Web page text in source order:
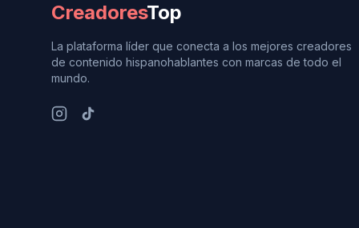
CreadoresTop
La plataforma líder que conecta a los mejores creadores
de contenido hispanohablantes con marcas de todo el
mundo.